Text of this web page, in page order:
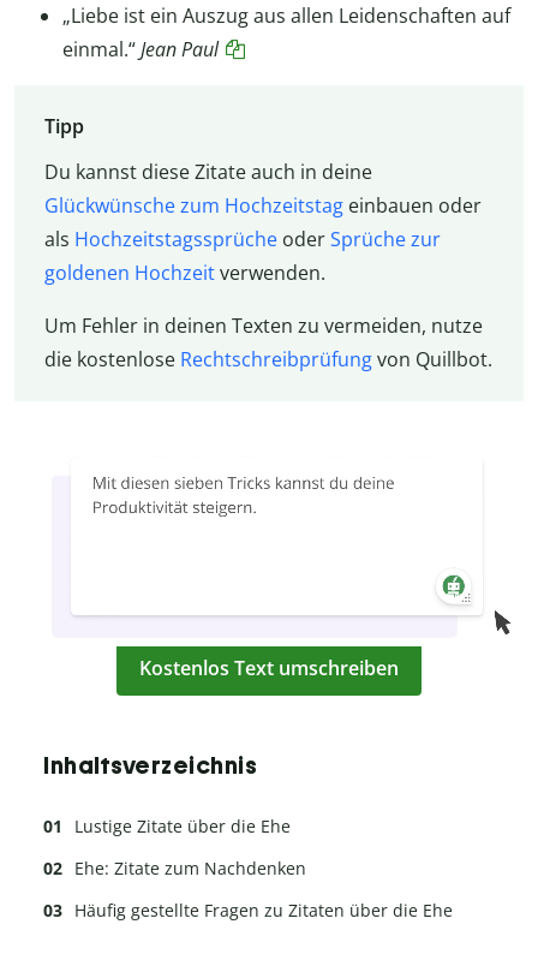
„Liebe ist ein Auszug aus allen Leidenschaften auf
einmal.“Jean Paul
Tipp
Du kannst diese Zitate auch in deine
Glückwünsche zum Hochzeitstageinbauen oder
als HochzeitstagssprücheoderSprüche zur
goldenen Hochzeitverwenden.
Um Fehler in deinen Texten zu vermeiden, nutze
die kostenlose Rechtschreibprüfungvon Quillbot.
Kostenlos Text umschreiben
Inhaltsverzeichnis
Lustige Zitate über die Ehe
Ehe: Zitate zum Nachdenken
Häufig gestellte Fragen zu Zitaten über die Ehe